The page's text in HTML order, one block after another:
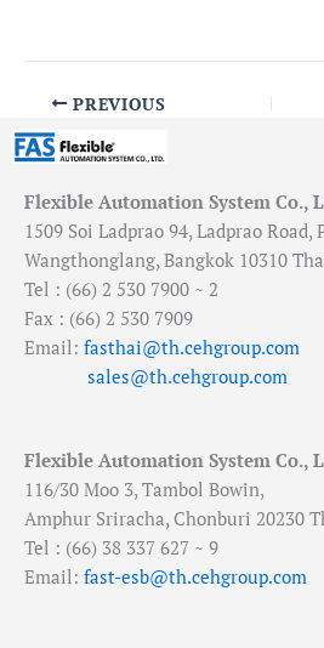
PREVIOUS
Flexible Automation System Co.,
1509 Soi Ladprao 94, Ladprao Road,
Wangthonglang, Bangkok 10310
Tel : (66) 2 530 7900 ~ 2
Fax : (66) 2 530 7909
Email: fasthai@th.cehgroup.com
sales@th.cehgroup.com
Flexible Automation System Co.,
116/30 Moo 3, Tambol Bowin,
Amphur Sriracha, Chonburi 20230
Tel : (66) 38 337 627 ~ 9
Email: fast-esb@th.cehgroup.com